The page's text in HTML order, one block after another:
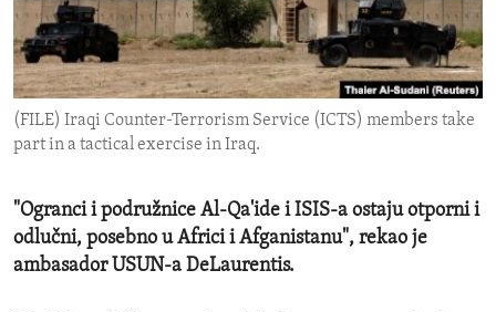
ENVIRONMENT AND HEALTH
IDEALS AND INSTITUTIONS
(FILE) Iraqi Counter-Terrorism Service (ICTS) members take
part in a tactical exercise in Iraq.
"Ogranci i podružnice Al-Qa'ide i ISIS-a ostaju otporni i
odlučni, posebno u Africi i Afganistanu", rekao je
ambasador USUN-a DeLaurentis.